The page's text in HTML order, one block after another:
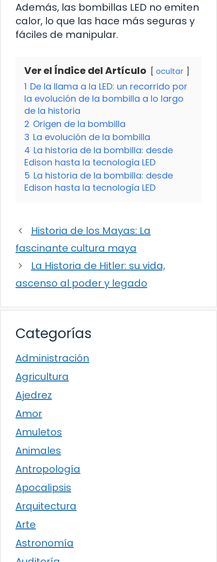
Además, las bombillas LED no emiten
calor, lo que las hace más seguras y
fáciles de manipular.
Ver el Índice del Artículo ocultar
1 De la llama a la LED: un recorrido por
la evolución de la bombilla a lo largo
de la historia
2 Origen de la bombilla
3 La evolución de la bombilla
4 La historia de la bombilla: desde
Edison hasta la tecnología LED
5 La historia de la bombilla: desde
Edison hasta la tecnología LED
Historia de los Mayas: La
fascinante cultura maya
La Historia de Hitler: su vida,
ascenso al poder y legado
Categorías
Administración
Agricultura
Ajedrez
Amor
Amuletos
Animales
Antropología
Apocalipsis
Arquitectura
Arte
Astronomía